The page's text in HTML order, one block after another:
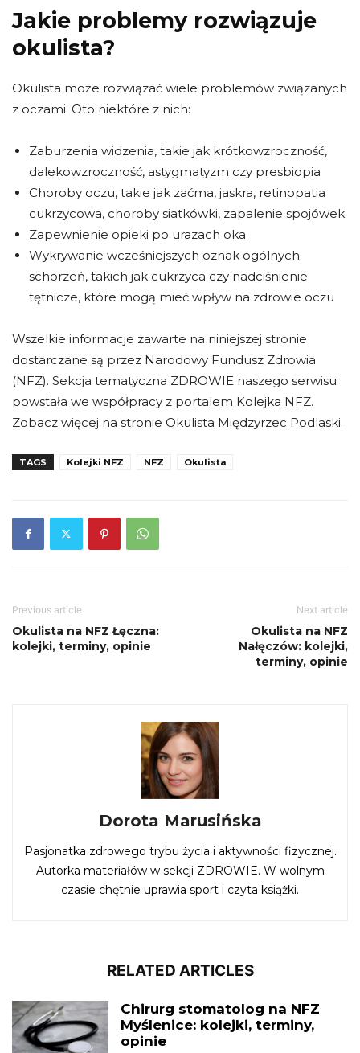
Jakie problemy rozwiązuje
okulista?
Okulista może rozwiązać wiele problemów związanych
z oczami. Oto niektóre z nich:
Zaburzenia widzenia, takie jak krótkowzroczność,
dalekowzroczność, astygmatyzm czy presbiopia
Choroby oczu, takie jak zaćma, jaskra, retinopatia
cukrzycowa, choroby siatkówki, zapalenie spojówek
Zapewnienie opieki po urazach oka
Wykrywanie wcześniejszych oznak ogólnych
schorzeń, takich jak cukrzyca czy nadciśnienie
tętnicze, które mogą mieć wpływ na zdrowie oczu
Wszelkie informacje zawarte na niniejszej stronie
dostarczane są przez Narodowy Fundusz Zdrowia
(NFZ). Sekcja tematyczna ZDROWIE naszego serwisu
powstała we współpracy z portalem Kolejka NFZ.
Zobacz więcej na stronie Okulista Międzyrzec Podlaski.
TAGS Kolejki NFZ NFZ Okulista
Previous article
Okulista na NFZ Łęczna:
kolejki, terminy, opinie
Next article
Okulista na NFZ
Nałęczów: kolejki,
terminy, opinie
Dorota Marusińska
Pasjonatka zdrowego trybu życia i aktywności fizycznej.
Autorka materiałów w sekcji ZDROWIE. W wolnym
czasie chętnie uprawia sport i czyta książki.
RELATED ARTICLES
Chirurg stomatolog na NFZ
Myślenice: kolejki, terminy,
opinie